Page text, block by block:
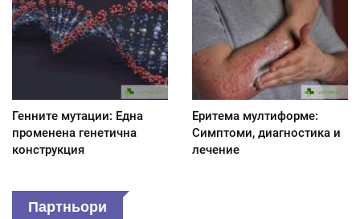
Генните мутации: Една
променена генетична
конструкция
Еритема мултиформе:
Симптоми, диагностика и
лечение
Партньори